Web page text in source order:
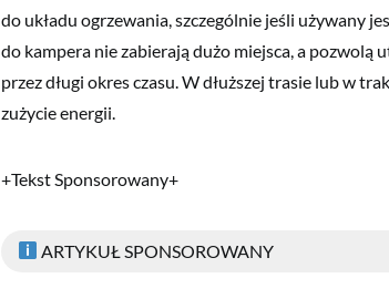
do układu ogrzewania, szczególnie jeśli używany
do kampera nie zabierają dużo miejsca, a
przez długi okres czasu. W dłuższej trasie lub w
zużycie energii.
+Tekst Sponsorowany+
ARTYKUŁ SPONSOROWANY